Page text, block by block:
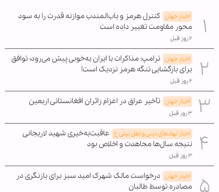
اخبار جهان کنترل هرمز و باب‌المندب موازنه قدرت را به سود
محور مقاومت تغییر داده است
۲ روز قبل
اخبار جهان ترامپ: مذاکرات با ایران به‌خوبی پیش می‌رود؛ توافق
برای بازگشایی تنگه هرمز نزدیک است!
۲ روز قبل
اخبار جهان تأخیر عراق در اعزام زائران افغانستانی اربعین
۳ روز قبل
اخبار نهادهای دینی و اهل بیتی ع عاقبت‌به‌خیری شهید لاریجانی
نتیجه سال‌ها مجاهدت و اخلاص بود
۳ روز قبل
اخبار جهان درخواست مالک شهرک امید سبز برای بازنگری در
مصادره توسط طالبان